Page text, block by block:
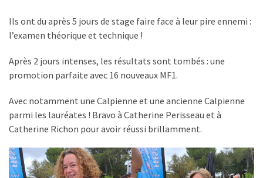
Ils ont du après 5 jours de stage faire face à leur pire ennemi :
l’examen théorique et technique !
Après 2 jours intenses, les résultats sont tombés : une
promotion parfaite avec 16 nouveaux MF1.
Avec notamment une Calpienne et une ancienne Calpienne
parmi les lauréates ! Bravo à Catherine Perisseau et à
Catherine Richon pour avoir réussi brillamment.